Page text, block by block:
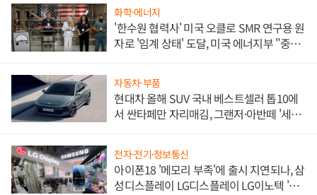
화학·에너지
'한수원 협력사' 미국 오클로 SMR 연구용 원
자로 '임계 상태' 도달, 미국 에너지부 "중요
자동차·부품
현대차 올해 SUV 국내 베스트셀러 톱10에
서 싼타페만 자리매김, 그랜저·아반떼 '세단
전자·전기·정보통신
아이폰18 '메모리 부족'에 출시 지연되나, 삼
성디스플레이 LG디스플레이 LG이노텍 '탈